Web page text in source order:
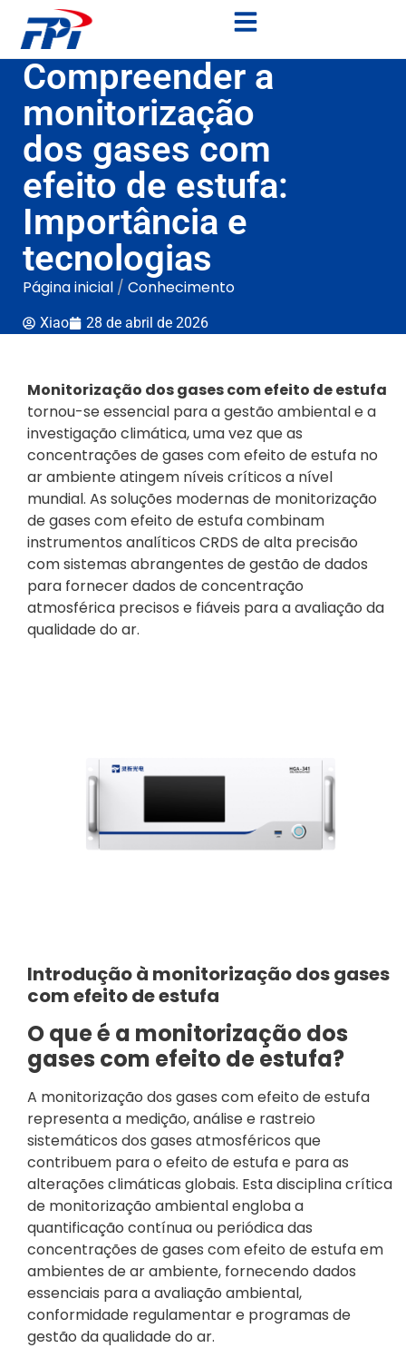
Compreender a
monitorização
dos gases com
efeito de estufa:
Importância e
tecnologias
Página inicial / Conhecimento
Xiao 28 de abril de 2026
Monitorização dos gases com efeito de estufa
tornou-se essencial para a gestão ambiental e a
investigação climática, uma vez que as
concentrações de gases com efeito de estufa no
ar ambiente atingem níveis críticos a nível
mundial. As soluções modernas de monitorização
de gases com efeito de estufa combinam
instrumentos analíticos CRDS de alta precisão
com sistemas abrangentes de gestão de dados
para fornecer dados de concentração
atmosférica precisos e fiáveis para a avaliação da
qualidade do ar.
Introdução à monitorização dos gases
com efeito de estufa
O que é a monitorização dos
gases com efeito de estufa?
A monitorização dos gases com efeito de estufa
representa a medição, análise e rastreio
sistemáticos dos gases atmosféricos que
contribuem para o efeito de estufa e para as
alterações climáticas globais. Esta disciplina crítica
de monitorização ambiental engloba a
quantificação contínua ou periódica das
concentrações de gases com efeito de estufa em
ambientes de ar ambiente, fornecendo dados
essenciais para a avaliação ambiental,
conformidade regulamentar e programas de
gestão da qualidade do ar.